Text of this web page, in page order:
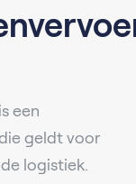
is een
geldt voor
logistiek.